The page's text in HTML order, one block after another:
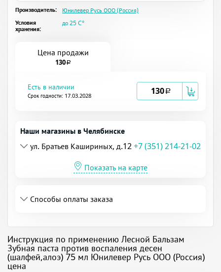
Производитель:
Юнилевер Русь ООО (Россия)
Условия
хранения:
до 25 C°
Цена продажи
130a
Есть в наличии
Срок годности: 17.03.2028 130a
Наши магазины в Челябинске
ул. Братьев Кашириных, д.12+7 (351) 214-21-02
Показать на карте
Способы оплаты заказа
Инструкция по применению Лесной Бальзам
Зубная паста против воспаления десен
(шалфей,алоэ) 75 мл Юнилевер Русь ООО (Россия)
цена